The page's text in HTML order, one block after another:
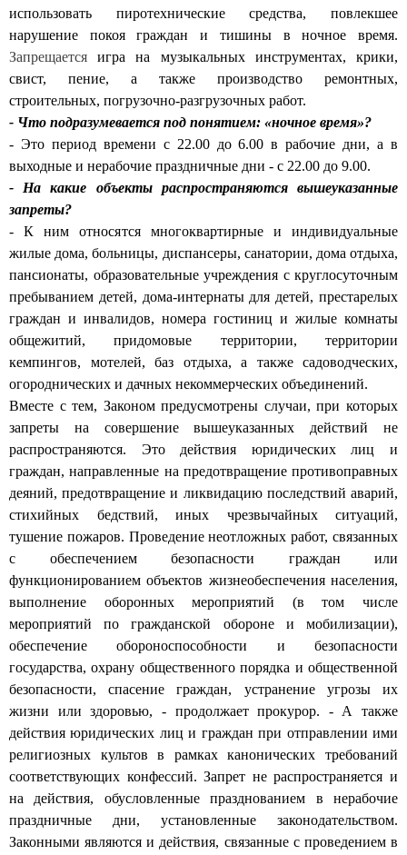
использовать пиротехнические средства, повлекшее
нарушение покоя граждан и тишины в ночное время.
Запрещаетсяигра на музыкальных инструментах, крики,
свист, пение, а также производство ремонтных,
строительных, погрузочно-разгрузочных работ.
- Что подразумевается под понятием: «ночное время»?
- Это период времени с 22.00 до 6.00 в рабочие дни, а в
выходные и нерабочие праздничные дни - с 22.00 до 9.00.
- На какие объекты распространяются вышеуказанные
запреты?
- К ним относятся многоквартирные и индивидуальные
жилые дома, больницы, диспансеры, санатории, дома отдыха,
пансионаты, образовательные учреждения с круглосуточным
пребыванием детей, дома-интернаты для детей, престарелых
граждан и инвалидов, номера гостиниц и жилые комнаты
общежитий, придомовые территории, территории
кемпингов, мотелей, баз отдыха, а также садоводческих,
огороднических и дачных некоммерческих объединений.
Вместе с тем, Законом предусмотрены случаи, при которых
запреты на совершение вышеуказанных действий не
распространяются. Это
действия юридических лиц и
граждан, направленные на предотвращение противоправных
деяний, предотвращение и ликвидацию последствий аварий,
стихийных бедствий, иных чрезвычайных ситуаций,
тушение пожаров. Проведение неотложных работ, связанных
с обеспечением безопасности граждан или
функционированием объектов жизнеобеспечения населения,
выполнение
оборонных мероприятий (в том
числе
мероприятий по гражданской обороне и мобилизации),
обеспечение обороноспособности и безопасности
государства, охрану общественного порядка и общественной
безопасности, спасение граждан, устранение угрозы их
жизни или здоровью, - продолжает прокурор. - А также
действия юридических лиц и граждан при отправлении ими
религиозных культов в рамках канонических требований
соответствующих конфессий. Запрет не распространяется и
на действия, обусловленные празднованием в нерабочие
праздничные дни, установленные законодательством.
Законными являются и действия, связанные с проведением в